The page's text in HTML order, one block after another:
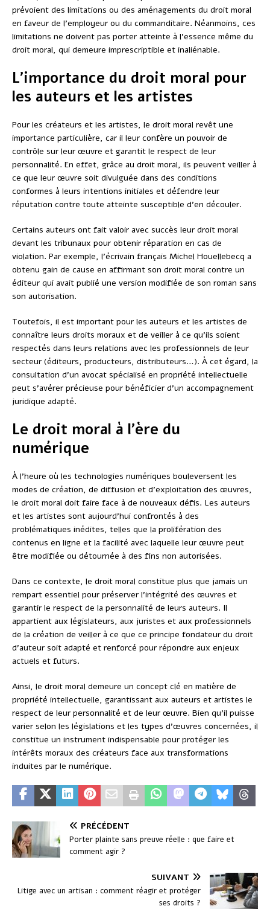
prévoient des limitations ou des aménagements du droit moral
en faveur de l’employeur ou du commanditaire. Néanmoins, ces
limitations ne doivent pas porter atteinte à l’essence même du
droit moral, qui demeure imprescriptible et inaliénable.
L’importance du droit moral pour
les auteurs et les artistes
Pour les créateurs et les artistes, le droit moral revêt une
importance particulière, car il leur confère un pouvoir de
contrôle sur leur œuvre et garantit le respect de leur
personnalité. En effet, grâce au droit moral, ils peuvent veiller à
ce que leur œuvre soit divulguée dans des conditions
conformes à leurs intentions initiales et défendre leur
réputation contre toute atteinte susceptible d’en découler.
Certains auteurs ont fait valoir avec succès leur droit moral
devant les tribunaux pour obtenir réparation en cas de
violation. Par exemple, l’écrivain français Michel Houellebecq a
obtenu gain de cause en affirmant son droit moral contre un
éditeur qui avait publié une version modifiée de son roman sans
son autorisation.
Toutefois, il est important pour les auteurs et les artistes de
connaître leurs droits moraux et de veiller à ce qu’ils soient
respectés dans leurs relations avec les professionnels de leur
secteur (éditeurs, producteurs, distributeurs…). À cet égard, la
consultation d’un avocat spécialisé en propriété intellectuelle
peut s’avérer précieuse pour bénéficier d’un accompagnement
juridique adapté.
Le droit moral à l’ère du
numérique
À l’heure où les technologies numériques bouleversent les
modes de création, de diffusion et d’exploitation des œuvres,
le droit moral doit faire face à de nouveaux défis. Les auteurs
et les artistes sont aujourd’hui confrontés à des
problématiques inédites, telles que la prolifération des
contenus en ligne et la facilité avec laquelle leur œuvre peut
être modifiée ou détournée à des fins non autorisées.
Dans ce contexte, le droit moral constitue plus que jamais un
rempart essentiel pour préserver l’intégrité des œuvres et
garantir le respect de la personnalité de leurs auteurs. Il
appartient aux législateurs, aux juristes et aux professionnels
de la création de veiller à ce que ce principe fondateur du droit
d’auteur soit adapté et renforcé pour répondre aux enjeux
actuels et futurs.
Ainsi, le droit moral demeure un concept clé en matière de
propriété intellectuelle, garantissant aux auteurs et artistes le
respect de leur personnalité et de leur œuvre. Bien qu’il puisse
varier selon les législations et les types d’œuvres concernées, il
constitue un instrument indispensable pour protéger les
intérêts moraux des créateurs face aux transformations
induites par le numérique.
PRÉCÉDENT
Porter plainte sans preuve réelle : que faire et
comment agir ?
SUIVANT
Litige avec un artisan : comment réagir et protéger
ses droits ?